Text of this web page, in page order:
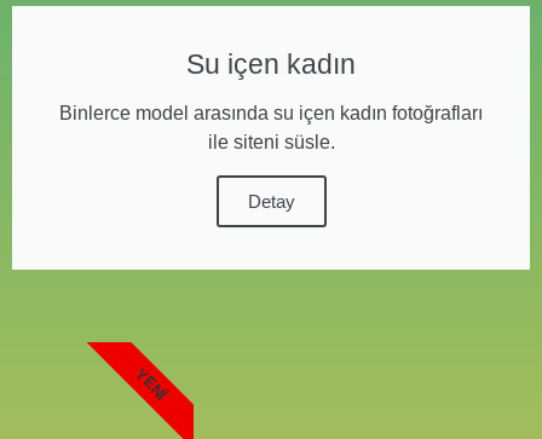
Su içen kadın
Binlerce model arasında su içen kadın fotoğrafları
ile siteni süsle.
Detay
YENI